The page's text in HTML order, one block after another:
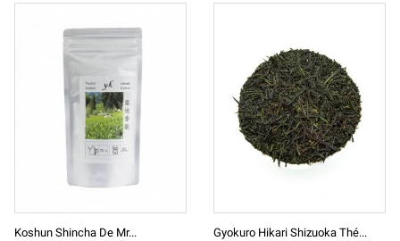
Koshun Shincha De Mr... Gyokuro Hikari Shizuoka Thé...